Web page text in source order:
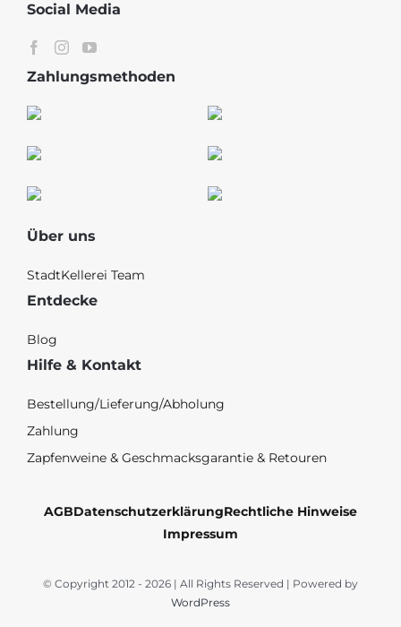
Social Media
Zahlungsmethoden
Über uns
StadtKellerei Team
Entdecke
Blog
Hilfe & Kontakt
Bestellung/Lieferung/Abholung
Zahlung
Zapfenweine & Geschmacksgarantie & Retouren
AGBDatenschutzerklärungRechtliche Hinweise
Impressum
© Copyright 2012 - 2026 | All Rights Reserved | Powered by
WordPress